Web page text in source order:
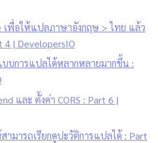
เพื่อให้แปลภาษาอังกฤษ > ไทย แล้ว
| DevelopersIO
บการแปลได้หลากหลายมากขึ้น :
และ ตั้งค่า CORS : Part 6 |
ามารถเรียกดูปะวัติการแปลได้ : Part